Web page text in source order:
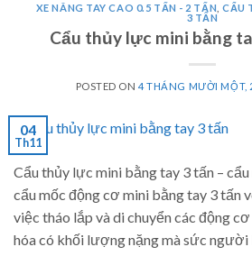
XE NÂNG TAY CAO 0.5 TẤN - 2 TẤN ,CẨU
3 TẤN
Cẩu thủy lực mini bằng
POSTED ON4 THÁNG MƯỜI MỘT,
04
Th11
Cẩu thủy lực mini bằng tay 3 tấn –
cẩu mốc động cơ mini bằng tay 3 tấn
việc tháo lắp và di chuyển các động
hóa có khối lượng nặng mà sức